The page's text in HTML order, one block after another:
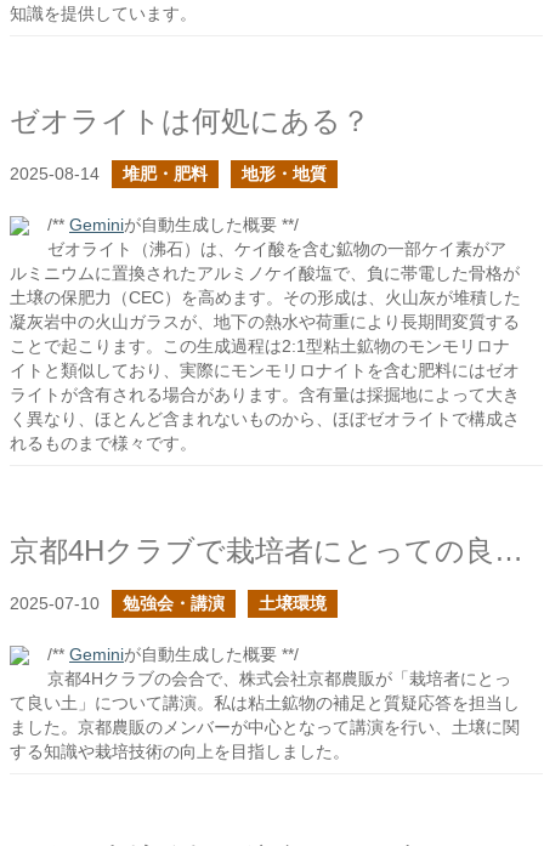
知識を提供しています。
ゼオライトは何処にある？
2025-08-14 堆肥・肥料 地形・地質
/** Geminiが自動生成した概要 **/
ゼオライト（沸石）は、ケイ酸を含む鉱物の一部ケイ素がア
ルミニウムに置換されたアルミノケイ酸塩で、負に帯電した骨格が
土壌の保肥力（CEC）を高めます。その形成は、火山灰が堆積した
凝灰岩中の火山ガラスが、地下の熱水や荷重により長期間変質する
ことで起こります。この生成過程は2:1型粘土鉱物のモンモリロナ
イトと類似しており、実際にモンモリロナイトを含む肥料にはゼオ
ライトが含有される場合があります。含有量は採掘地によって大き
く異なり、ほとんど含まれないものから、ほぼゼオライトで構成さ
れるものまで様々です。
京都4Hクラブで栽培者にとっての良い土の話をしました
2025-07-10 勉強会・講演 土壌環境
/** Geminiが自動生成した概要 **/
京都4Hクラブの会合で、株式会社京都農販が「栽培者にとっ
て良い土」について講演。私は粘土鉱物の補足と質疑応答を担当し
ました。京都農販のメンバーが中心となって講演を行い、土壌に関
する知識や栽培技術の向上を目指しました。